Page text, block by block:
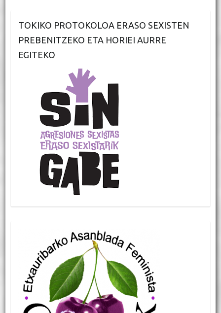
TOKIKO PROTOKOLOA ERASO SEXISTEN
PREBENITZEKO ETA HORIEI AURRE
EGITEKO